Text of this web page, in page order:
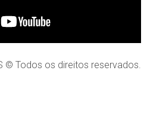
© Todos os direitos reservados.